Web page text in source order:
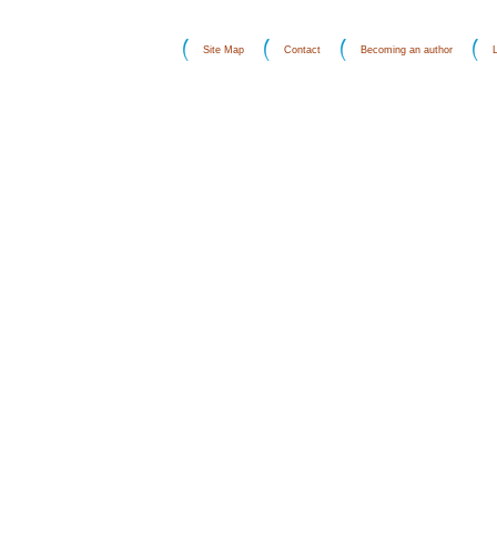
Site Map Contact Becoming an author